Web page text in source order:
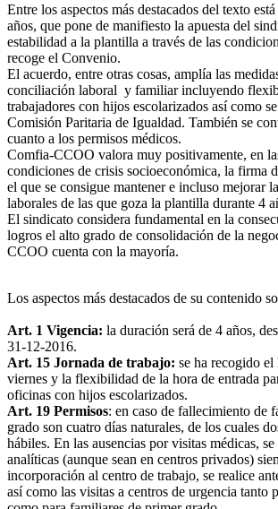
Entre los aspectos más destacados del texto
años, que pone de manifiesto la apuesta del
estabilidad a la plantilla a través de las
recoge el Convenio.
El acuerdo, entre otras cosas, amplía las
conciliación laboral y familiar incluyendo
trabajadores con hijos escolarizados así como
Comisión Paritaria de Igualdad. También se
cuanto a los permisos médicos.
Comfia-CCOO valora muy positivamente, en
condiciones de crisis socioeconómica, la firma
el que se consigue mantener e incluso mejorar
laborales de las que goza la plantilla durante 4
El sindicato considera fundamental en la
logros el alto grado de consolidación de la
CCOO cuenta con la mayoría.
Los aspectos más destacados de su contenido
Art. 1 Vigencia: la duración será de 4 años,
31-12-2016.
Art. 15 Jornada de trabajo: se ha recogido
viernes y la flexibilidad de la hora de entrada
oficinas con hijos escolarizados.
Art. 19 Permisos: en caso de fallecimiento de
grado son cuatro días naturales, de los cuales
hábiles. En las ausencias por visitas médicas,
analíticas (aunque sean en centros privados)
incorporación al centro de trabajo, se realice
así como las visitas a centros de urgencia tanto